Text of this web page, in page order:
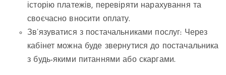
історію платежів, перевіряти нарахування та
своєчасно вносити оплату.
Зв’язуватися з постачальниками послуг: Через
кабінет можна буде звернутися до постачальника
з будь-якими питаннями або скаргами.